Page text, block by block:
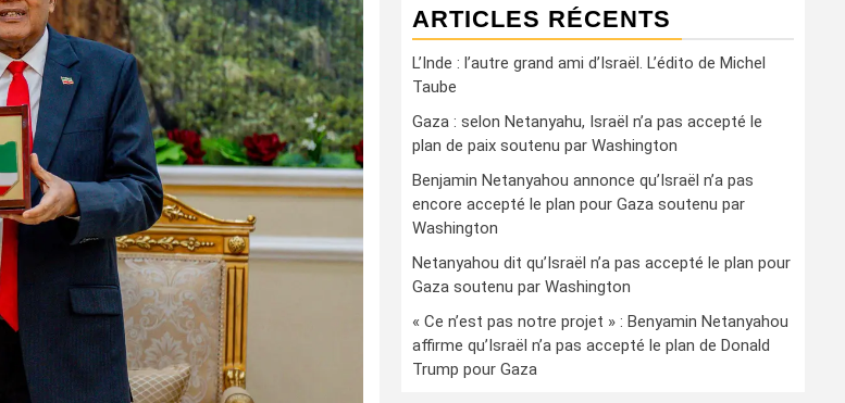
ARTICLES RÉCENTS
L’Inde : l’autre grand ami d’Israël. L’édito de Michel
Taube
Gaza : selon Netanyahu, Israël n’a pas accepté le
plan de paix soutenu par Washington
Benjamin Netanyahou annonce qu’Israël n’a pas
encore accepté le plan pour Gaza soutenu par
Washington
Netanyahou dit qu’Israël n’a pas accepté le plan pour
Gaza soutenu par Washington
« Ce n’est pas notre projet » : Benyamin Netanyahou
affirme qu’Israël n’a pas accepté le plan de Donald
Trump pour Gaza